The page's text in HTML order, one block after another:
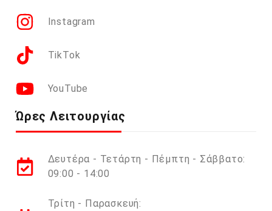
Instagram
TikTok
YouTube
Ώρες Λειτουργίας
Δευτέρα - Τετάρτη - Πέμπτη - Σάββατο:
09:00 - 14:00
Τρίτη - Παρασκευή: